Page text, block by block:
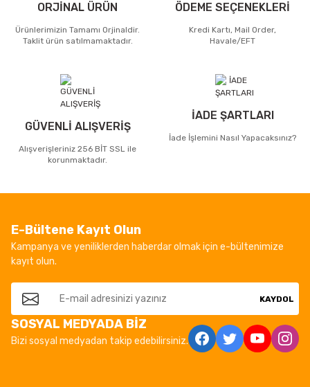
ORJİNAL ÜRÜN
Ürünlerimizin Tamamı Orjinaldir.
Taklit ürün satılmamaktadır.
ÖDEME SEÇENEKLERİ
Kredi Kartı, Mail Order,
Havale/EFT
GÜVENLİ ALIŞVERİŞ
Alışverişleriniz 256 BİT SSL ile
korunmaktadır.
İADE ŞARTLARI
İade İşlemini Nasıl Yapacaksınız?
E-Bültene Kayıt Olun
Kampanya ve yeniliklerden haberdar olmak için e-bültenimize
kayıt olun.
KAYDOL
SOSYAL MEDYADA BİZ
Bizi sosyal medyadan takip edebilirsiniz.